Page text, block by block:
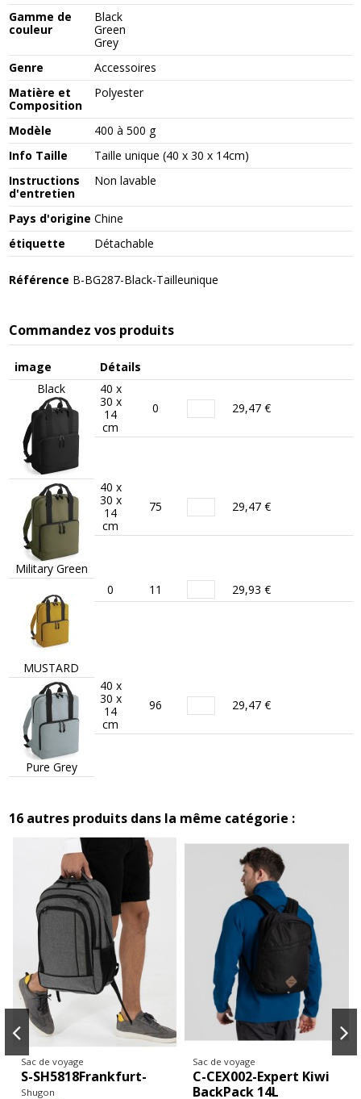
Gamme de
couleur
Black
Green
Grey
Genre
Accessoires
Matière et
Composition
Polyester
Modèle
400 à 500 g
Info Taille
Taille unique (40 x 30 x 14cm)
Instructions
d'entretien
Non lavable
Pays d'origine Chine
étiquette
Détachable
Référence B-BG287-Black-Tailleunique
Commandez vos produits
image
Détails
Black
40 x
30 x
14
cm
0 29,47 €
Military Green
40 x
30 x
14
cm
75 29,47 €
MUSTARD
0 11 29,93 €
Pure Grey
40 x
30 x
14
cm
96 29,47 €
16 autres produits dans la même catégorie :
Sac de voyage
S-SH5818Frankfurt-
Shugon
Sac de voyage
C-CEX002-Expert Kiwi
BackPack 14L